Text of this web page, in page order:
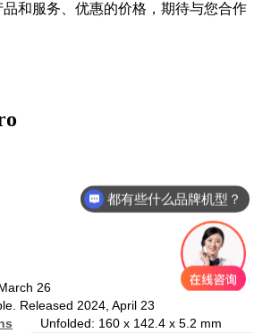
和服务、优惠的价格，期待与您合作
26
Released 2024, April 23
Unfolded: 160 x 142.4 x 5.2 mm
都有些什么品牌机型？